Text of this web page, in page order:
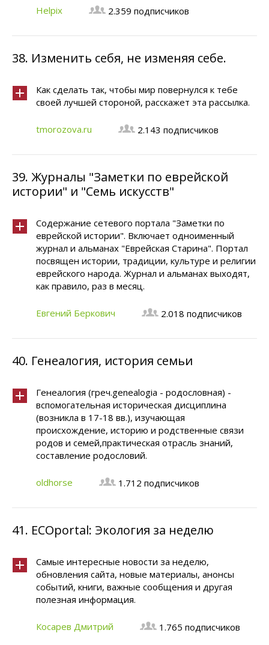
Helpix 2.359 подписчиков
38. Изменить себя, не изменяя себе.
Как сделать так, чтобы мир повернулся к тебе
своей лучшей стороной, расскажет эта рассылка.
tmorozova.ru 2.143 подписчиков
39. Журналы "Заметки по еврейской
истории" и "Семь искусств"
Содержание сетевого портала "Заметки по
еврейской истории". Включает одноименный
журнал и альманах "Еврейская Старина". Портал
посвящен истории, традиции, культуре и религии
еврейского народа. Журнал и альманах выходят,
как правило, раз в месяц.
Евгений Беркович 2.018 подписчиков
40. Генеалогия, история семьи
Генеалогия (греч.genealogia - родословная) -
вспомогательная историческая дисциплина
(возникла в 17-18 вв.), изучающая
происхождение, историю и родственные связи
родов и семей,практическая отрасль знаний,
составление родословий.
oldhorse 1.712 подписчиков
41. ECOportal: Экология за неделю
Самые интересные новости за неделю,
обновления сайта, новые материалы, анонсы
событий, книги, важные сообщения и другая
полезная информация.
Косарев Дмитрий 1.765 подписчиков